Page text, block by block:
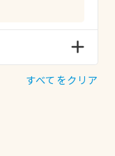
すべてをクリア